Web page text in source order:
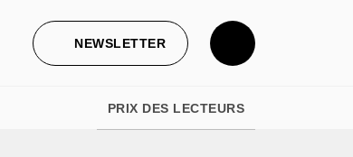
NEWSLETTER
PRIX DES LECTEURS